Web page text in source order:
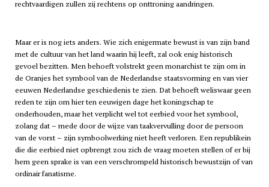
rechtvaardigen zullen zij rechtens op onttroning aandringen.
Maar er is nog iets anders. Wie zich enigermate bewust is van zijn band
met de cultuur van het land waarin hij leeft, zal ook enig historisch
gevoel bezitten. Men behoeft volstrekt geen monarchist te zijn om in
de Oranjes het symbool van de Nederlandse staatsvorming en van vier
eeuwen Nederlandse geschiedenis te zien. Dat behoeft weliswaar geen
reden te zijn om hier ten eeuwigen dage het koningschap te
onderhouden, maar het verplicht wel tot eerbied voor het symbool,
zolang dat – mede door de wijze van taakvervulling door de persoon
van de vorst – zijn symboolwerking niet heeft verloren. Een republikein
die die eerbied niet opbrengt zou zich de vraag moeten stellen of er bij
hem geen sprake is van een verschrompeld historisch bewustzijn of van
ordinair fanatisme.